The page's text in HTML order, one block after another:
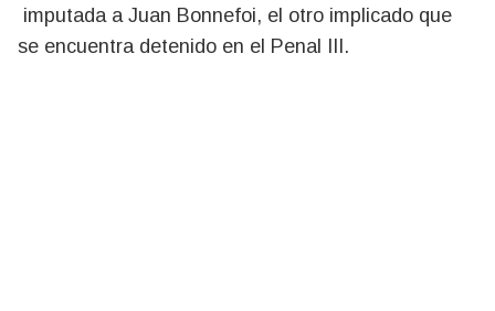
imputada a Juan Bonnefoi, el otro implicado que
se encuentra detenido en el Penal III.